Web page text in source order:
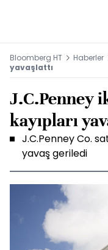
Bloomberg HT Haberler
yavaşlattı
J.C.Penney
kayıpları
J.C.Penney Co.
yavaş geriledi